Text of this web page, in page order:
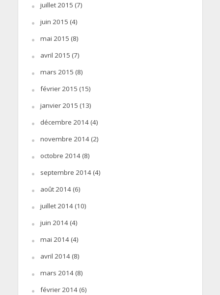
juillet 2015 (7)
juin 2015 (4)
mai 2015 (8)
avril 2015 (7)
mars 2015 (8)
février 2015 (15)
janvier 2015 (13)
décembre 2014(4)
novembre 2014(2)
octobre 2014(8)
septembre 2014(4)
août 2014(6)
juillet 2014(10)
juin 2014(4)
mai 2014(4)
avril 2014(8)
mars 2014(8)
février 2014(6)